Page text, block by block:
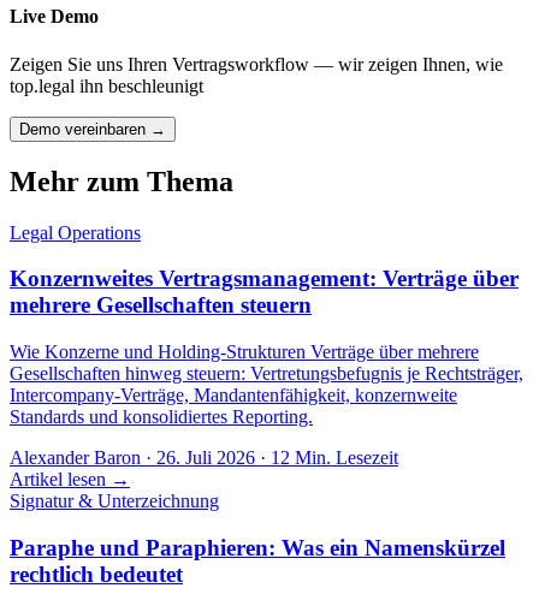
Live Demo
Zeigen Sie uns Ihren Vertragsworkflow — wir zeigen Ihnen, wie
top.legal ihn beschleunigt
Demo vereinbaren →
Mehr zum Thema
Legal Operations
Konzernweites Vertragsmanagement: Verträge über
mehrere Gesellschaften steuern
Wie Konzerne und Holding-Strukturen Verträge über mehrere
Gesellschaften hinweg steuern: Vertretungsbefugnis je Rechtsträger,
Intercompany-Verträge, Mandantenfähigkeit, konzernweite
Standards und konsolidiertes Reporting.
Alexander Baron · 26. Juli 2026 · 12 Min. Lesezeit
Artikel lesen →
Signatur & Unterzeichnung
Paraphe und Paraphieren: Was ein Namenskürzel
rechtlich bedeutet